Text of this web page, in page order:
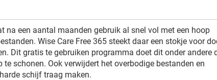
na een aantal maanden gebruik al snel vol met een hoop
Wise Care Free 365 steekt daar een stokje voor
Dit gratis te gebruiken programma doet dit onder andere
te schonen. Ook verwijdert het overbodige bestanden en
schijf traag maken.